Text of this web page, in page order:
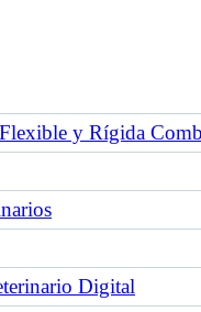
y Rígida
Digital